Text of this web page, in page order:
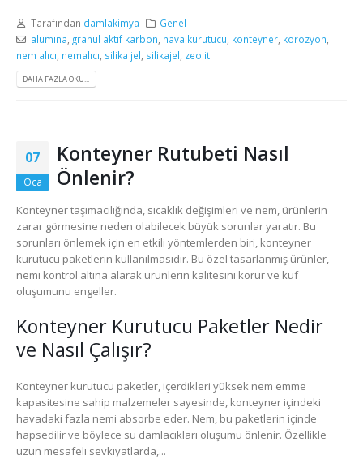
Tarafından damlakimya
Genel
alumina, granül aktif karbon, hava kurutucu, konteyner, korozyon,
nem alıcı, nemalıcı, silika jel, silikajel, zeolit
DAHA FAZLA OKU...
07
Oca
Konteyner Rutubeti Nasıl
Önlenir?
Konteyner taşımacılığında, sıcaklık değişimleri ve nem, ürünlerin
zarar görmesine neden olabilecek büyük sorunlar yaratır. Bu
sorunları önlemek için en etkili yöntemlerden biri, konteyner
kurutucu paketlerin kullanılmasıdır. Bu özel tasarlanmış ürünler,
nemi kontrol altına alarak ürünlerin kalitesini korur ve küf
oluşumunu engeller.
Konteyner Kurutucu Paketler Nedir
ve Nasıl Çalışır?
Konteyner kurutucu paketler, içerdikleri yüksek nem emme
kapasitesine sahip malzemeler sayesinde, konteyner içindeki
havadaki fazla nemi absorbe eder. Nem, bu paketlerin içinde
hapsedilir ve böylece su damlacıkları oluşumu önlenir. Özellikle
uzun mesafeli sevkiyatlarda,...